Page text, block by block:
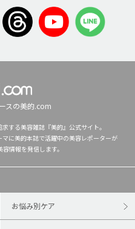
スの美的.com
する美容雑誌『美的』公式サイト。
マに美的本誌で活躍中の美容レポーターが
情報を発信します。
お悩み別ケア